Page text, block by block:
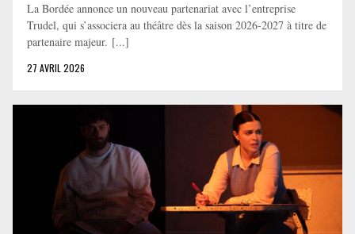
La Bordée annonce un nouveau partenariat avec l’entreprise
Trudel, qui s’associera au théâtre dès la saison 2026-2027 à titre de
partenaire majeur. [...]
27 AVRIL 2026